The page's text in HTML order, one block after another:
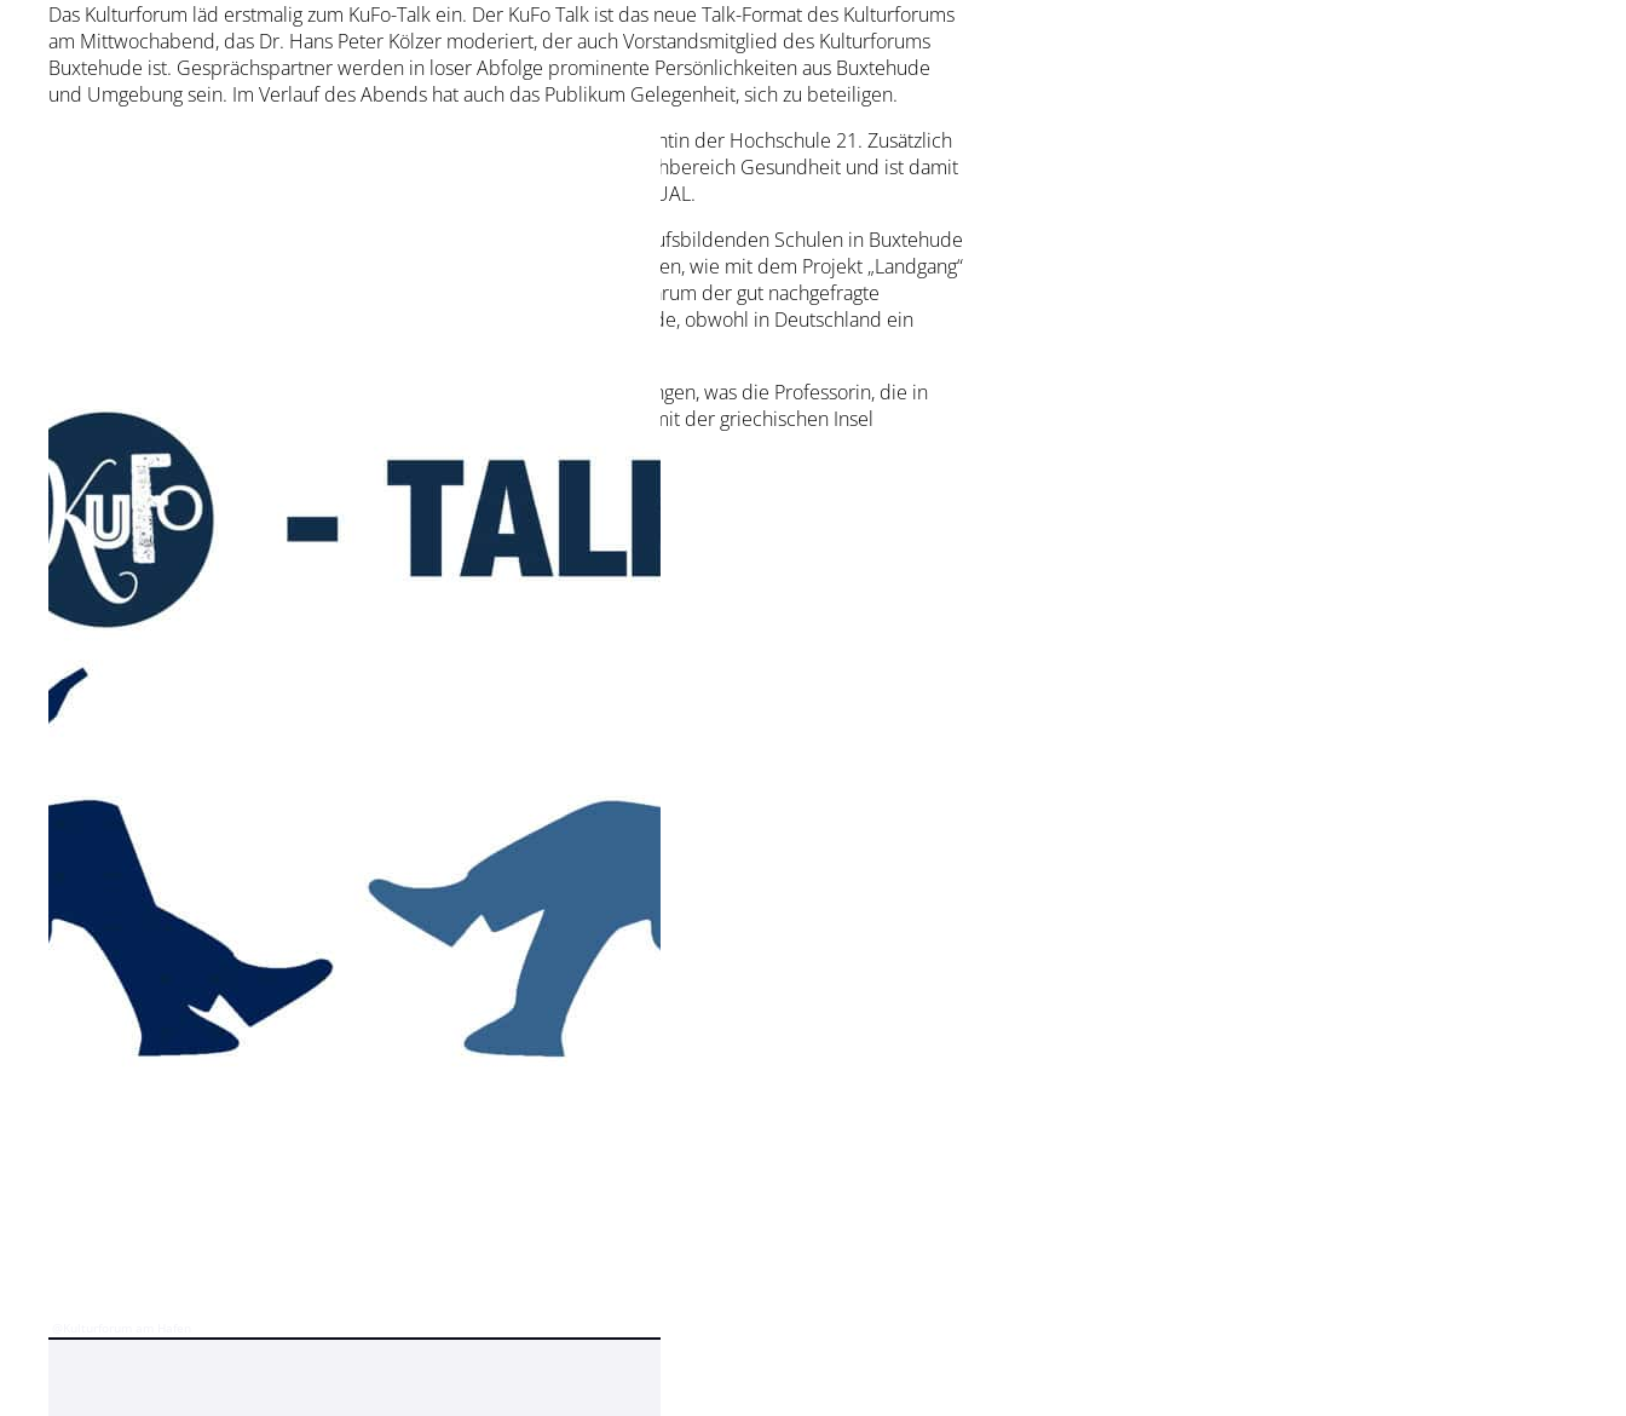
Das Kulturforum läd erstmalig zum KuFo-Talk ein. Der KuFo Talk ist das neue Talk-Format des Kulturforums
am Mittwochabend, das Dr. Hans Peter Kölzer moderiert, der auch Vorstandsmitglied des Kulturforums
Buxtehude ist. Gesprächspartner werden in loser Abfolge prominente Persönlichkeiten aus Buxtehude
und Umgebung sein. Im Verlauf des Abends hat auch das Publikum Gelegenheit, sich zu beteiligen.
, die Vizepräsidentin der Hochschule 21. Zusätzlich
zu ihrer Tätigkeit in der Hochschulleitung führt die Medizinerin den Fachbereich Gesundheit und ist damit
verantwortlich für die Studiengänge Pflege DUAL und Physiotherapie DUAL.
Prof. Zimmermann ist dafür, die Physiotherapie-Ausbildung an den Berufsbildenden Schulen in Buxtehude
zu erhalten. Warum? Darüber hinaus soll der Frage nachgegangen werden, wie mit dem Projekt „Landgang“
dem Ärztemangel im Kreis Stade entgegengewirkt werden kann und warum der gut nachgefragte
Hebammen-Studiengang an der Hochschule 21 wieder eingestellt wurde, obwohl in Deutschland ein
Darüber hinaus will Moderator Kölzer von seinem Gast in Erfahrung bringen, was die Professorin, die in
Buxtehude aufgewachsen ist, an der Estemetropole gefällt und was es mit der griechischen Insel
Folegandros und der Taverne „Nicolas Place“ ebenda auf sich hat.
zur Künstler-Website